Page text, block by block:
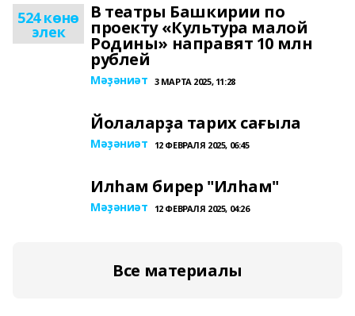
524 көнө
элек
В театры Башкирии по
проекту «Культура малой
Родины» направят 10 млн
рублей
Мәҙәниәт 3 МАРТА 2025, 11:28
Йолаларҙа тарих сағыла
Мәҙәниәт 12 ФЕВРАЛЯ 2025, 06:45
Илһам бирер "Илһам"
Мәҙәниәт 12 ФЕВРАЛЯ 2025, 04:26
Все материалы